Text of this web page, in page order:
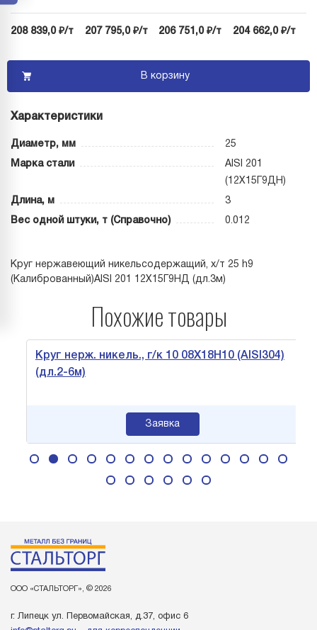
208 839,0 ₽/т 207 795,0 ₽/т 206 751,0 ₽/т 204 662,0 ₽/т
В корзину
Характеристики
Диаметр, мм 25
Марка стали
AISI 201
(12Х15Г9ДН)
Длина, м 3
Вес одной штуки, т (Справочно) 0.012
Круг нержавеющий никельсодержащий, х/т 25 h9
(Калиброванный)AISI 201 12Х15Г9НД (дл.3м)
Похожие товары
Круг нерж. никель., г/к 10 08Х18Н10 (AISI304)
(дл.2-6м)
Заявка
ООО «СТАЛЬТОРГ», © 2026
г. Липецк ул. Первомайская, д.37, офис 6